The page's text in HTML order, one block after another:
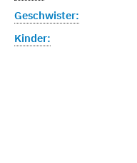
Geschwister:
Kinder: